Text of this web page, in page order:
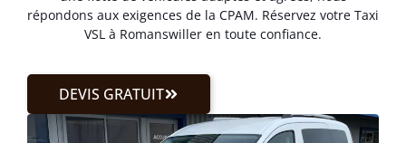
répondons aux exigences de la CPAM. Réservez votre Taxi
VSL à Romanswiller en toute confiance.
DEVIS GRATUIT